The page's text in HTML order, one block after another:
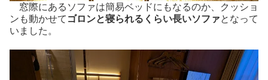
窓際にあるソファは簡易ベッドにもなるのか、クッショ
ンも動かせて ゴロンと寝られるくらい長いソファとなって
いました。